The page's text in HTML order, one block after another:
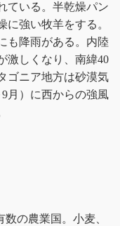
ている。半乾燥パン
に強い牧羊をする。
も降雨がある。内陸
激しくなり、南緯40
ゴニア地方は砂漠気
月）に西からの強風
の農業国。小麦、